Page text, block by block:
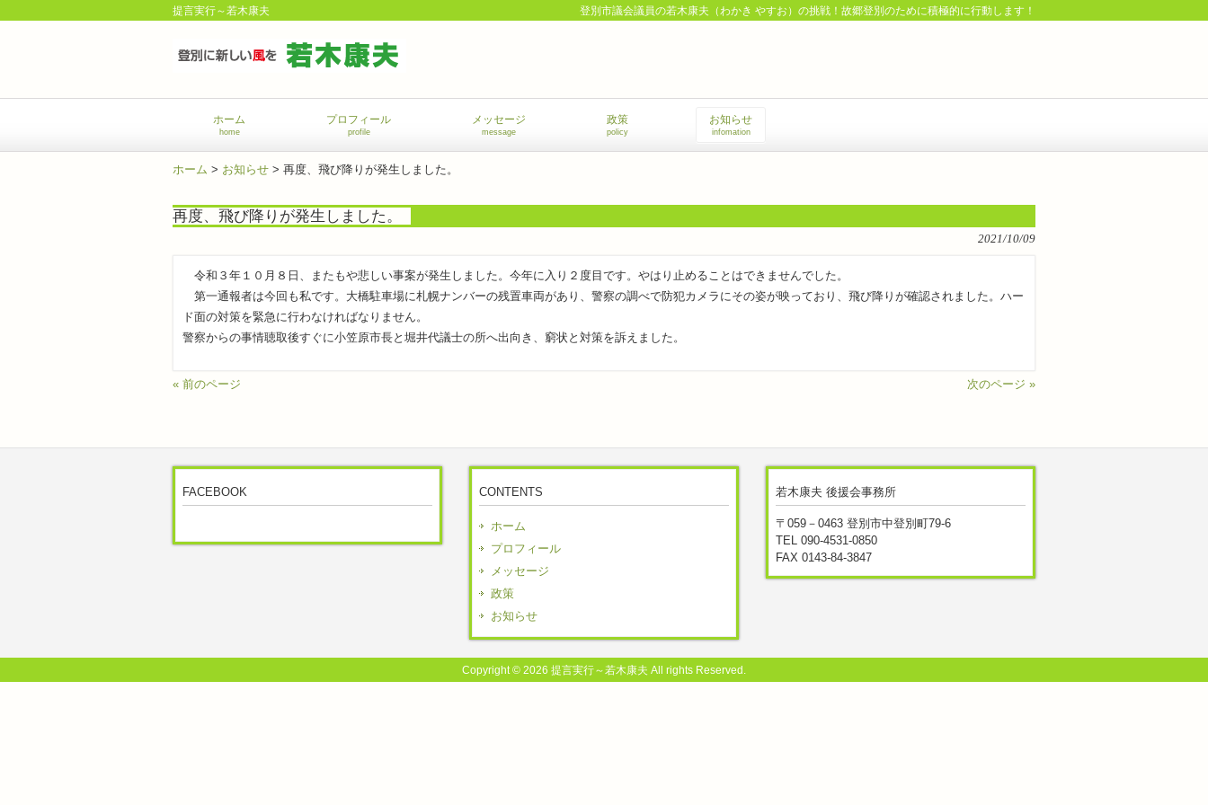
提言実行～若木康夫 登別市議会議員の若木康夫（わかき やすお）の挑戦！故郷登別のために積極的に行動します！
ホーム
home
プロフィール
profile
メッセージ
message
政策
policy
お知らせ
infomation
ホーム > お知らせ > 再度、飛び降りが発生しました。
再度、飛び降りが発生しました。
2021/10/09
令和３年１０月８日、またもや悲しい事案が発生しました。今年に入り２度目です。やはり止めることはできませんでした。
第一通報者は今回も私です。大橋駐車場に札幌ナンバーの残置車両があり、警察の調べで防犯カメラにその姿が映っており、飛び降りが確認されました。ハー
ド面の対策を緊急に行わなければなりません。
警察からの事情聴取後すぐに小笠原市長と堀井代議士の所へ出向き、窮状と対策を訴えました。
« 前のページ 次のページ »
FACEBOOK CONTENTS
ホーム
プロフィール
メッセージ
政策
お知らせ
若木康夫 後援会事務所
〒059－0463 登別市中登別町79-6
TEL 090-4531-0850
FAX 0143-84-3847
Copyright © 2026 提言実行～若木康夫 All rights Reserved.